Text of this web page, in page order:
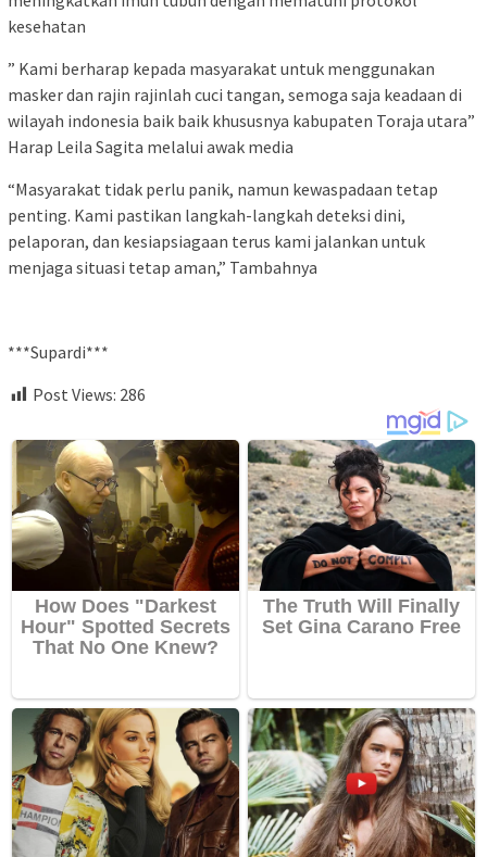
kesehatan
” Kami berharap kepada masyarakat untuk menggunakan
masker dan rajin rajinlah cuci tangan, semoga saja keadaan di
wilayah indonesia baik baik khususnya kabupaten Toraja utara”
Harap Leila Sagita melalui awak media
“Masyarakat tidak perlu panik, namun kewaspadaan tetap
penting. Kami pastikan langkah-langkah deteksi dini,
pelaporan, dan kesiapsiagaan terus kami jalankan untuk
menjaga situasi tetap aman,” Tambahnya
***Supardi***
Post Views: 286